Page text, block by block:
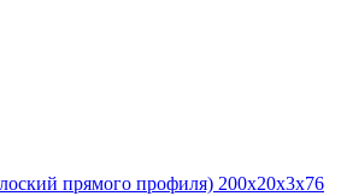
прямого профиля) 200х20х3х76